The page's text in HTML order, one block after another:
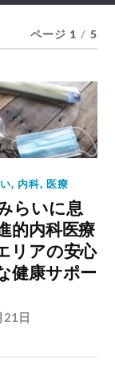
ページ 1 / 5
, 内科, 医療
らいに息
的内科医療
リアの安心
健康サポー
21日